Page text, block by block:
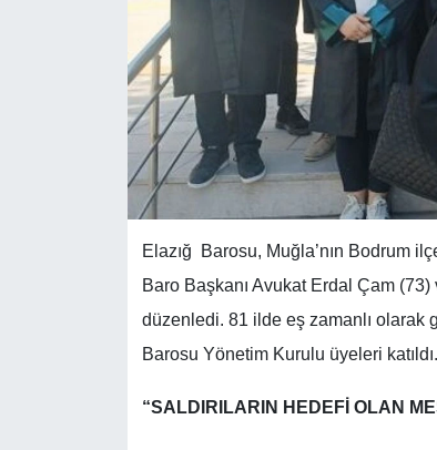
Elazığ Barosu, Muğla’nın Bodrum
Baro Başkanı Avukat Erdal Çam
düzenledi. 81 ilde eş zamanlı olarak
Barosu Yönetim Kurulu üyeleri katıldı.
“SALDIRILARIN HEDEFİ OLAN